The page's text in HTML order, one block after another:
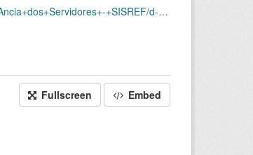
d-srf-fqs-001-acsinss-202012.csv
Fullscreen Embed